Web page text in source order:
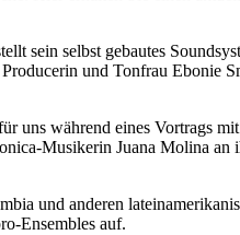
sein selbst gebautes
und Tonfrau Ebonie
uns während eines Vortrags
Musikerin Juana Molina
und anderen
Ensembles auf.